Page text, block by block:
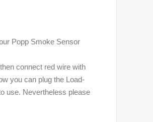
Popp Smoke Sensor
connect red wire with
you can plug the Load-
use. Nevertheless please